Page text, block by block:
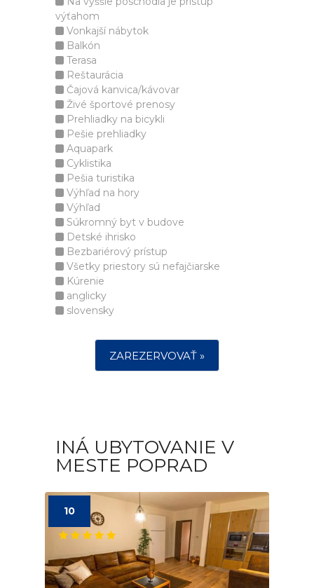
výťahom
Vonkajší nábytok
Balkón
Terasa
Reštaurácia
Čajová kanvica/kávovar
Živé športové prenosy
Prehliadky na bicykli
Pešie prehliadky
Aquapark
Cyklistika
Pešia turistika
Výhľad na hory
Výhľad
Súkromný byt v budove
Detské ihrisko
Bezbariérový prístup
Všetky priestory sú nefajčiarske
Kúrenie
anglicky
slovensky
ZAREZERVOVAŤ »
INÁ UBYTOVANIE V
MESTE POPRAD
10